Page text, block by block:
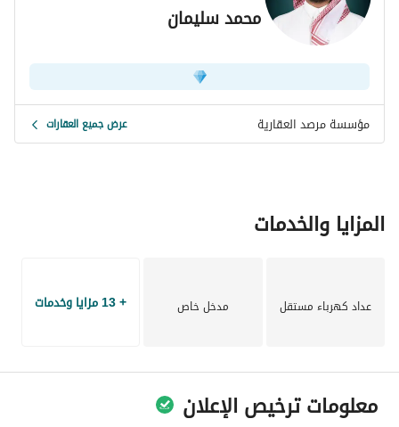
محمد سليمان
مؤسسة مرصد العقارية عرض جميع العقارات
المزايا والخدمات
عداد كهرباء مستقل مدخل خاص + 13 مزايا وخدمات
معلومات ترخيص الإعلان